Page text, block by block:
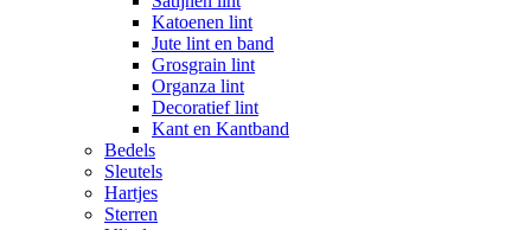
Katoenen lint
Jute lint en band
Grosgrain lint
Organza lint
Decoratief lint
Kant en Kantband
Bedels
Sleutels
Hartjes
Sterren